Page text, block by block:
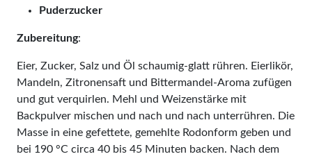
Puderzucker
Zubereitung:
Eier, Zucker, Salz und Öl schaumig-glatt rühren. Eierlikör,
Mandeln, Zitronensaft und Bittermandel-Aroma zufügen
und gut verquirlen. Mehl und Weizenstärke mit
Backpulver mischen und nach und nach unterrühren. Die
Masse in eine gefettete, gemehlte Rodonform geben und
bei 190 °C circa 40 bis 45 Minuten backen. Nach dem